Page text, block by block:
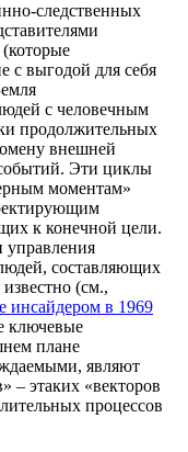
следственных
с выгодой для себя
с человечным
продолжительных
внешней
Эти циклы
моментам»
к конечной цели.
управления
составляющих
(см.,
инсайдером в 1969
ключевые
плане
являют
– этаких «векторов
процессов